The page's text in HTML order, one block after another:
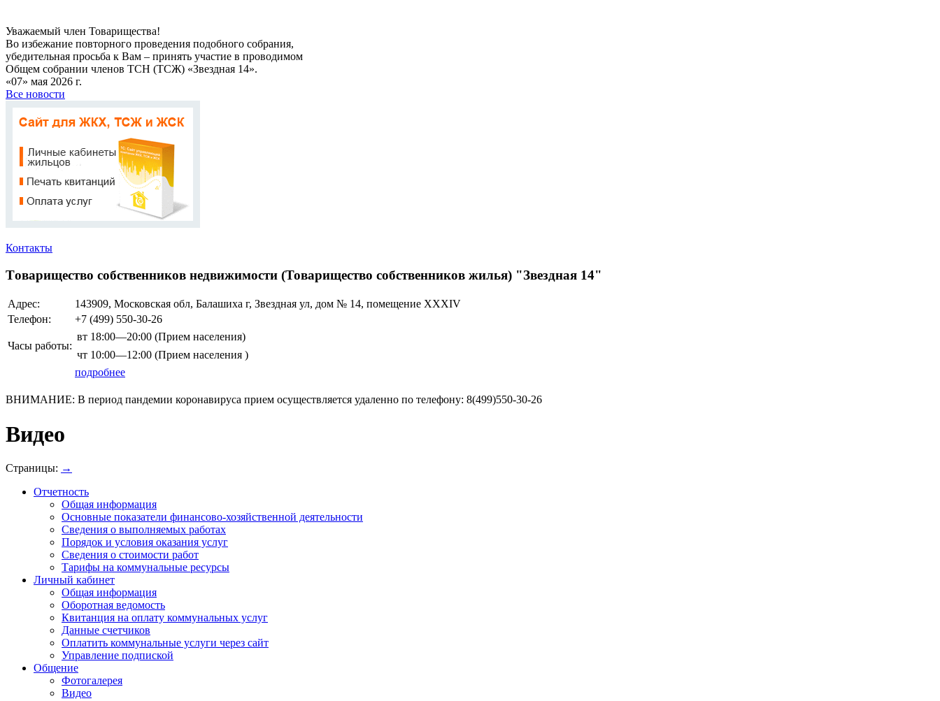
Уважаемый член Товарищества!
Во избежание повторного проведения подобного собрания,
убедительная просьба к Вам – принять участие в проводимом
Общем собрании членов ТСН (ТСЖ) «Звездная 14».
«07» мая 2026 г.
Все новости
Контакты
Товарищество собственников недвижимости (Товарищество собственников жилья) "Звездная 14"
Адрес:
143909, Московская обл, Балашиха г, Звездная ул, дом № 14, помещение ХХХIV
Телефон:
+7 (499) 550-30-26
Часы работы:
вт 18:00—20:00 (Прием населения)
чт 10:00—12:00 (Прием населения )
подробнее
ВНИМАНИЕ: В период пандемии коронавируса прием осуществляется удаленно по телефону: 8(499)550-30-26
Видео
Страницы: →
Отчетность
Общая информация
Основные показатели финансово-хозяйственной деятельности
Сведения о выполняемых работах
Порядок и условия оказания услуг
Сведения о стоимости работ
Тарифы на коммунальные ресурсы
Личный кабинет
Общая информация
Оборотная ведомость
Квитанция на оплату коммунальных услуг
Данные счетчиков
Оплатить коммунальные услуги через сайт
Управление подпиской
Общение
Фотогалерея
Видео